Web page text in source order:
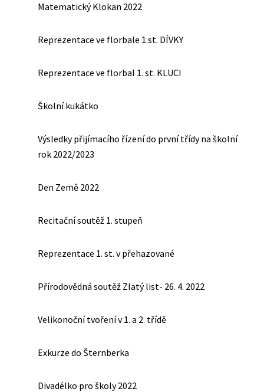
Matematický Klokan 2022
Reprezentace ve florbale 1.st. DÍVKY
Reprezentace ve florbal 1. st. KLUCI
Školní kukátko
Výsledky přijímacího řízení do první třídy na školní
rok 2022/2023
Den Země 2022
Recitační soutěž 1. stupeň
Reprezentace 1. st. v přehazované
Přírodovědná soutěž Zlatý list- 26. 4. 2022
Velikonoční tvoření v 1. a 2. třídě
Exkurze do Šternberka
Divadélko pro školy 2022